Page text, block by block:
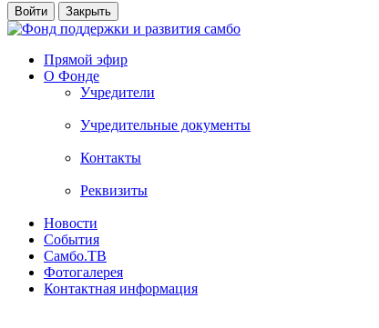
Прямой эфир
О Фонде
Учредители
Учредительные документы
Контакты
Реквизиты
Новости
События
Самбо.ТВ
Фотогалерея
Контактная информация